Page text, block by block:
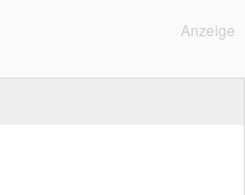
Anzeige